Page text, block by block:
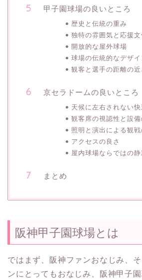
甲子園球場の良いところ
歴史と伝統の重み
独特の雰囲気と応援文
開放的な屋外球場
球場の伝統的なデザイ
観客と選手の距離の近
京セラドームの良いところ
天候に左右されない快
観客席の視認性と設
照明と演出による観
アクセスの良さ
屋内球場ならではの
まとめ
阪神甲子園球場とは
ではまず、阪神ファンおなじみ、
ンにとってもおなじみ、阪神甲子